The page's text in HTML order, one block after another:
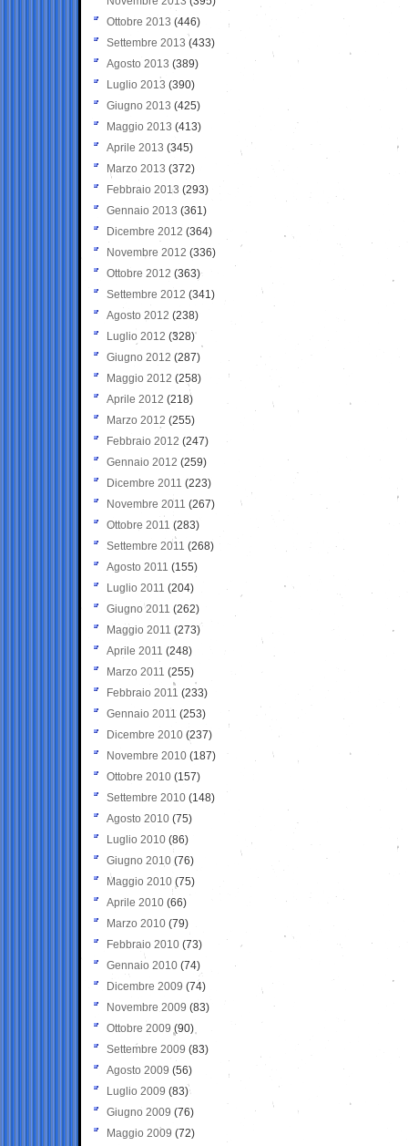
Ottobre 2013 (446)
Settembre 2013 (433)
Agosto 2013 (389)
Luglio 2013 (390)
Giugno 2013 (425)
Maggio 2013 (413)
Aprile 2013 (345)
Marzo 2013 (372)
Febbraio 2013 (293)
Gennaio 2013 (361)
Dicembre 2012 (364)
Novembre 2012 (336)
Ottobre 2012 (363)
Settembre 2012 (341)
Agosto 2012 (238)
Luglio 2012 (328)
Giugno 2012 (287)
Maggio 2012 (258)
Aprile 2012 (218)
Marzo 2012 (255)
Febbraio 2012 (247)
Gennaio 2012 (259)
Dicembre 2011 (223)
Novembre 2011 (267)
Ottobre 2011 (283)
Settembre 2011 (268)
Agosto 2011 (155)
Luglio 2011 (204)
Giugno 2011 (262)
Maggio 2011 (273)
Aprile 2011 (248)
Marzo 2011 (255)
Febbraio 2011 (233)
Gennaio 2011 (253)
Dicembre 2010 (237)
Novembre 2010 (187)
Ottobre 2010 (157)
Settembre 2010 (148)
Agosto 2010 (75)
Luglio 2010 (86)
Giugno 2010 (76)
Maggio 2010 (75)
Aprile 2010 (66)
Marzo 2010 (79)
Febbraio 2010 (73)
Gennaio 2010 (74)
Dicembre 2009 (74)
Novembre 2009 (83)
Ottobre 2009 (90)
Settembre 2009 (83)
Agosto 2009 (56)
Luglio 2009 (83)
Giugno 2009 (76)
Maggio 2009 (72)